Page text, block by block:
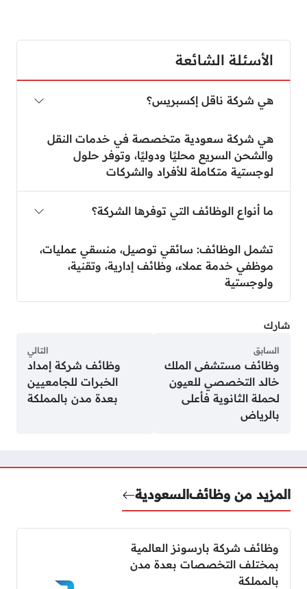
الأسئلة الشائعة
هي شركة ناقل إكسبريس؟
هي شركة سعودية متخصصة في خدمات النقل
والشحن السريع محليًا ودوليًا، وتوفر حلول
لوجستية متكاملة للأفراد والشركات
ما أنواع الوظائف التي توفرها الشركة؟
تشمل الوظائف: سائقي توصيل، منسقي عمليات،
موظفي خدمة عملاء، وظائف إدارية، وتقنية،
ولوجستية
شارك
السابق
وظائف مستشفى الملك
خالد التخصصي للعيون
لحملة الثانوية فأعلى
بالرياض
التالي
وظائف شركة إمداد
الخبرات للجامعيين
بعدة مدن بالمملكة
المزيد من وظائفالسعودية
وظائف شركة بارسونز العالمية
بمختلف التخصصات بعدة مدن
بالمملكة